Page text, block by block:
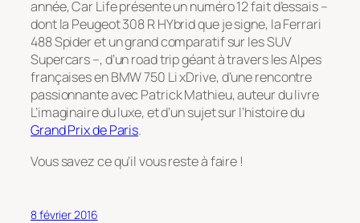
année, Car Life présente un numéro 12 fait d’essais –
dont la Peugeot 308 R HYbrid que je signe, la Ferrari
488 Spider et un grand comparatif sur les SUV
Supercars –, d’un road trip géant à travers les Alpes
françaises en BMW 750 Li xDrive, d’une rencontre
passionnante avec Patrick Mathieu, auteur du livre
L’imaginaire du luxe, et d’un sujet sur l’histoire du
Grand Prix de Paris.
Vous savez ce qu’il vous reste à faire !
8 février 2016